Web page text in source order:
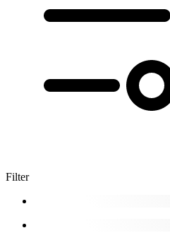
Filter